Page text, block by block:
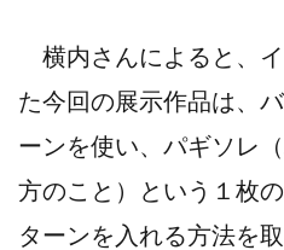
横内さんによると、
た今回の展示作品は、
ーンを使い、パギソレ
方のこと）という１枚
ターンを入れる方法を